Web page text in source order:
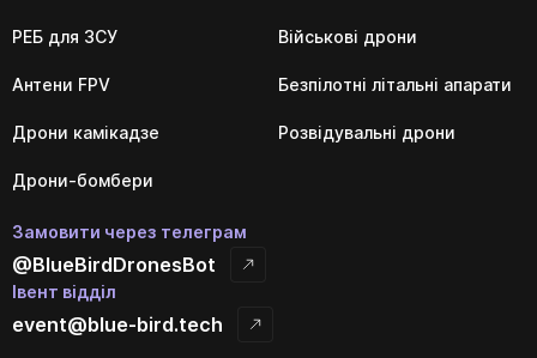
РЕБ для ЗСУ Військові дрони
Антени FPV Безпілотні літальні апарати
Дрони камікадзе Розвідувальні дрони
Дрони-бомбери
Замовити через телеграм
@BlueBirdDronesBot
Івент відділ
event@blue-bird.tech